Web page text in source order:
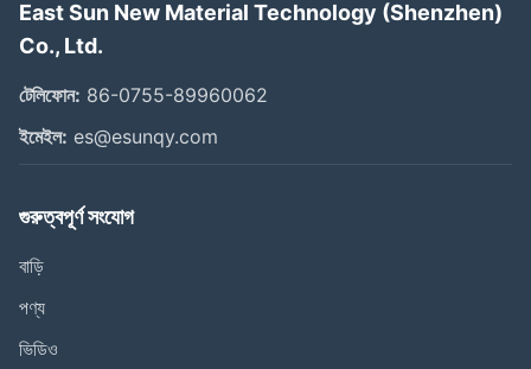
East Sun New Material Technology (Shenzhen)
Co., Ltd.
টেলিফোন: 86-0755-89960062
ইমেইল: es@esunqy.com
গুরুত্বপূর্ণ সংযোগ
বাড়ি
পণ্য
ভিডিও